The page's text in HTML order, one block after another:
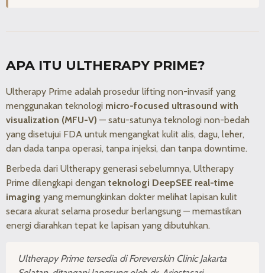
APA ITU ULTHERAPY PRIME?
Ultherapy Prime adalah prosedur lifting non-invasif yang
menggunakan teknologi micro-focused ultrasound with
visualization (MFU-V) — satu-satunya teknologi non-bedah
yang disetujui FDA untuk mengangkat kulit alis, dagu, leher,
dan dada tanpa operasi, tanpa injeksi, dan tanpa downtime.
Berbeda dari Ultherapy generasi sebelumnya, Ultherapy
Prime dilengkapi dengan teknologi DeepSEE real-time
imaging yang memungkinkan dokter melihat lapisan kulit
secara akurat selama prosedur berlangsung — memastikan
energi diarahkan tepat ke lapisan yang dibutuhkan.
Ultherapy Prime tersedia di Foreverskin Clinic Jakarta